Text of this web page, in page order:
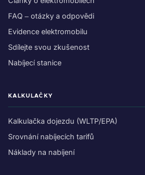
FAQ – otázky a odpovědi
Evidence elektromobilu
Sdílejte svou zkušenost
Nabíjecí stanice
KALKULAČKY
Kalkulačka dojezdu (WLTP/EPA)
Srovnání nabíjecích tarifů
Náklady na nabíjení